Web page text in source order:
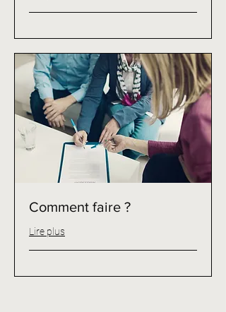
Comment faire ?
Lire plus